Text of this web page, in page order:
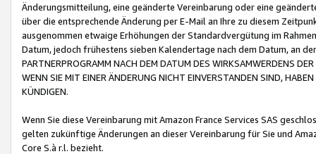
Änderungsmitteilung, eine geänderte Vereinbarung oder eine
über die entsprechende Änderung per E-Mail an Ihre zu diesem
ausgenommen etwaige Erhöhungen der Standardvergütung im
Datum, jedoch frühestens sieben Kalendertage nach dem Datum, an
PARTNERPROGRAMM NACH DEM DATUM DES WIRKSAMWERDENS
WENN SIE MIT EINER ÄNDERUNG NICHT EINVERSTANDEN SIND,
KÜNDIGEN.
Wenn Sie diese Vereinbarung mit Amazon France Services SAS
gelten zukünftige Änderungen an dieser Vereinbarung für Sie und
Core S.à r.l. bezieht.